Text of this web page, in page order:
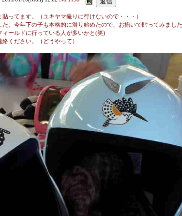
ってます。（ユキヤマ撮りに行けないので・・・）
。今年下の子も本格的に滑り始めたので、お揃いで貼ってみまし
ールドに行っている人が多いかと(笑)
ください。（どうやって）